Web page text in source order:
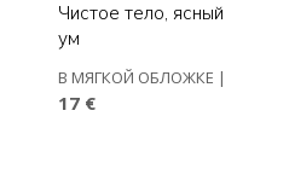
Чистое тело, ясный
ум
В МЯГКОЙ ОБЛОЖКЕ |
17 €